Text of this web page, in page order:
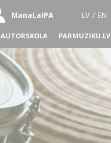
ManaLaIPA LV / EN
AUTORSKOLA PARMUZIKU.LV